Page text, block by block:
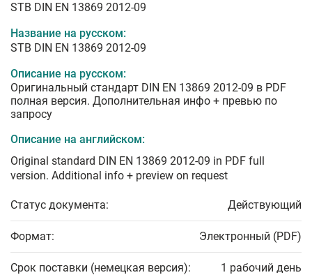
STB DIN EN 13869 2012-09
Название на русском:
STB DIN EN 13869 2012-09
Описание на русском:
Оригинальный стандарт DIN EN 13869 2012-09 в PDF
полная версия. Дополнительная инфо + превью по
запросу
Описание на английском:
Original standard DIN EN 13869 2012-09 in PDF full
version. Additional info + preview on request
Статус документа: Действующий
Формат: Электронный (PDF)
Срок поставки (немецкая версия): 1 рабочий день